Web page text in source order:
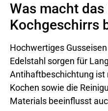
Was macht
Kochgeschirrs
Hochwertiges
Edelstahl sorgen für
Antihaftbeschichtung ist
Kochen sowie die
Materials beeinflusst